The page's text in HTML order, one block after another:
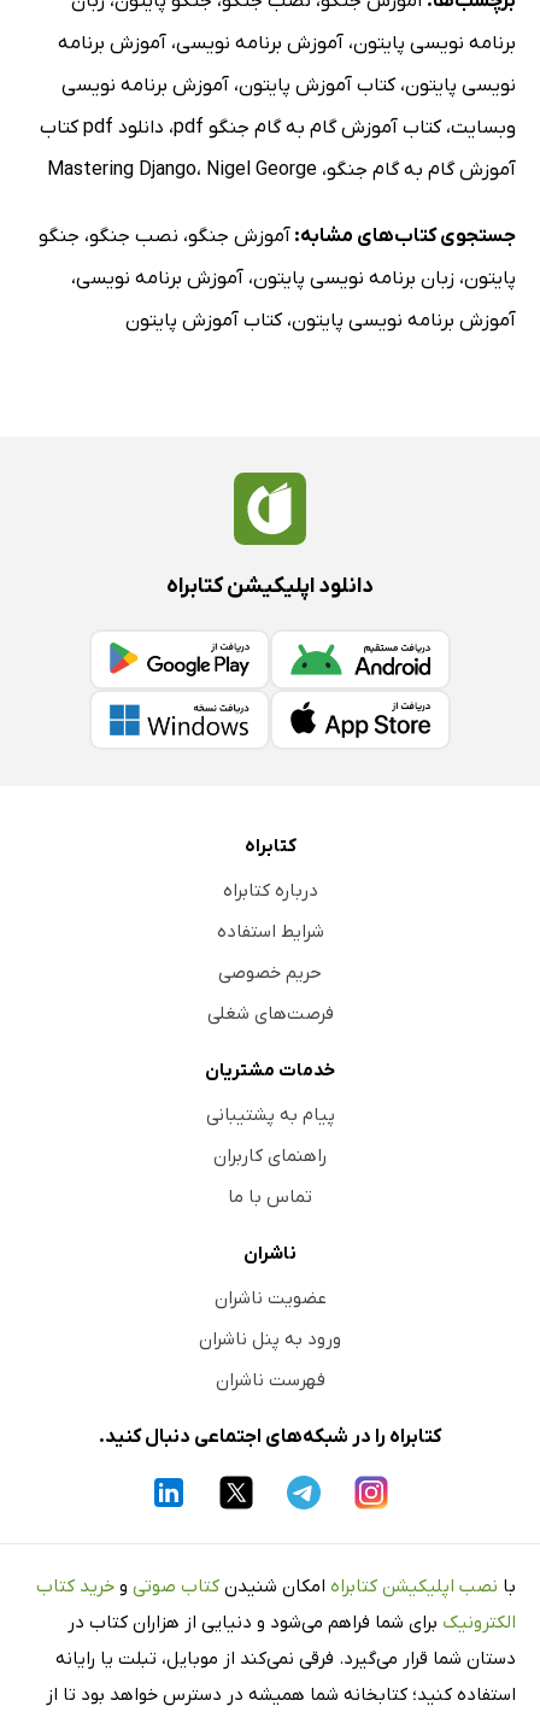
برنامه نویسی پایتون، آموزش برنامه نویسی، آموزش برنامه
نویسی پایتون،کتاب آموزش پایتون، آموزش برنامه نویسی
وبسایت،کتاب آموزش گام به گام جنگو pdf ،
دانلود pdf کتاب
آموزش گام به گام جنگو، Mastering Django، Nigel George
جستجوی کتاب‌های مشابه: آموزش جنگو، نصب جنگو، جنگو
پایتون، زبان برنامه نویسی پایتون، آموزش برنامه نویسی،
آموزش برنامه نویسی پایتون،کتاب آموزش پایتون
دانلود اپلیکیشن کتابراه
کتابراه
درباره کتابراه
شرایط استفاده
حریم خصوصی
فرصت‌های شغلی
خدمات مشتریان
پیام به پشتیبانی
راهنمای کاربران
تماس با ما
ناشران
عضویت ناشران
ورود به پنل ناشران
فهرست ناشران
کتابراه را در شبکه‌های اجتماعی دنبال کنید.
با نصب اپلیکیشن کتابراه امکان شنیدن کتاب صوتی و خرید کتاب
الکترونیک برای شما فراهم می‌شود و دنیایی از هزاران کتاب در
دستان شما قرار می‌گیرد. فرقی نمی‌کند از موبایل، تبلت یا رایانه
استفاده کنید؛ کتابخانه شما همیشه در دسترس خواهد بود تا از